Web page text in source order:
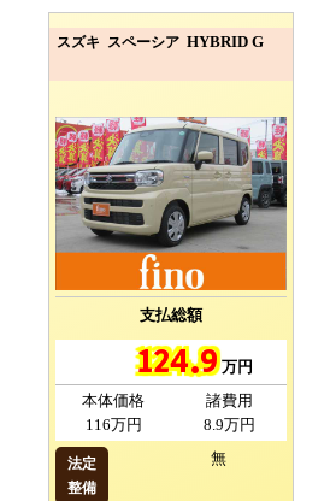
スズキ スペーシア HYBRID G
支払総額
124.9 万円
本体価格
116万円
諸費用
8.9万円
法定
整備
無